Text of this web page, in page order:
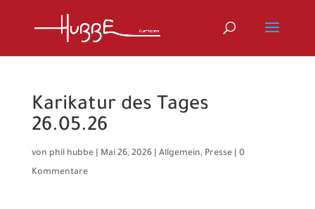
Karikatur des Tages
26.05.26
von phil hubbe| Mai 26, 2026| Allgemein, Presse| 0
Kommentare